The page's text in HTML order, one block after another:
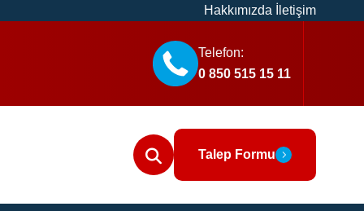
Hakkımızda İletişim
Telefon:
0 850 515 15 11
Talep Formu